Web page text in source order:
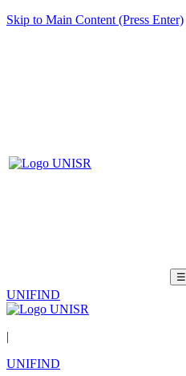
Skip to Main Content (Press Enter)
☰
UNIFIND
|
UNIFIND